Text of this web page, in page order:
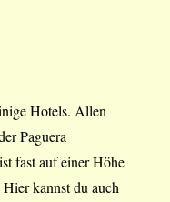
Hotels. Allen
Paguera
fast auf einer Höhe
kannst du auch